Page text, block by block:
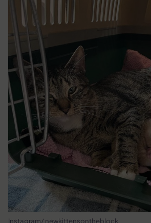
Instagram/ newkittensontheblock